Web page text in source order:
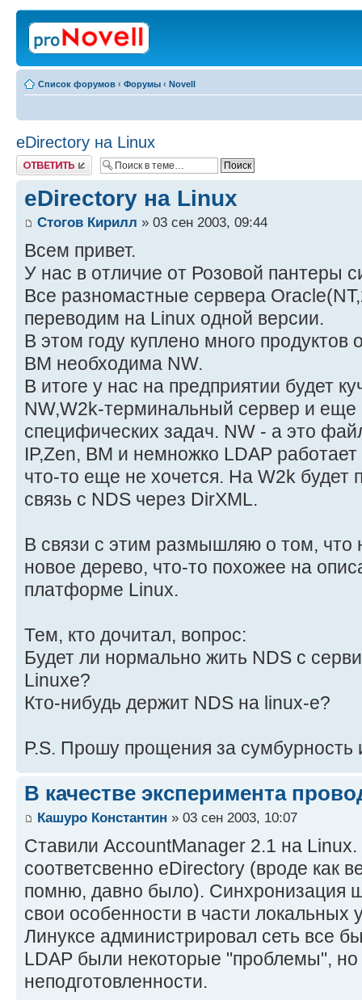
Список форумов ‹ Форумы ‹ Novell
eDirectory на Linux
Ответить
eDirectory на Linux
Стогов Кирилл » 03 сен 2003, 09:44
Всем привет.
У нас в отличие от Розовой пантеры
Все разномастные сервера
переводим на Linux одной версии.
В этом году куплено много продуктов
BM необходима NW.
В итоге у нас на предприятии будет
NW,W2k-терминальный сервер и еще
специфических задач. NW - а это
IP,Zen, BM и немножко LDAP
что-то еще не хочется. На W2k будет
связь с NDS через DirXML.
В связи с этим размышляю о том, что
новое дерево, что-то похожее на
платформе Linux.
Тем, кто дочитал, вопрос:
Будет ли нормально жить NDS с
Linuxe?
Кто-нибудь держит NDS на linux-е?
P.S. Прошу прощения за сумбурность
В качестве эксперимента
Кашуро Константин » 03 сен 2003, 10:07
Ставили AccountManager 2.1 на Linux.
соответсвенно eDirectory (вроде как
помню, давно было). Синхронизация
свои особенности в части
Линуксе администрировал сеть все
LDAP были некоторые "проблемы", но
неподготовленности.